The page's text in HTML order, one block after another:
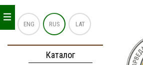
ENG RUS LAT
Каталог
_
_
_